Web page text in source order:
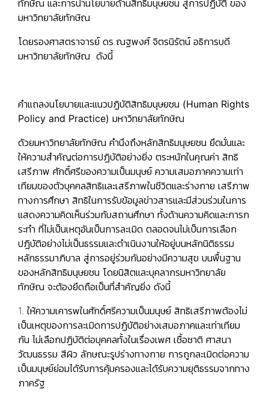
ทักษิณ และการนำนโยบายด้านสิทธิมนุษยชน สู่การปฏิบัติ ของ
มหาวิทยาลัยทักษิณ
โดยรองศาสตราจารย์ ดร.ณฐพงศ์ จิตรนิรัตน์ อธิการบดี
มหาวิทยาลัยทักษิณ ดังนี้
คำแถลงนโยบายและแนวปฏิบัติสิทธิมนุษยชน (Human Rights
Policy and Practice) มหาวิทยาลัยทักษิณ
ด้วยมหาวิทยาลัยทักษิณ คำนึงถึงหลักสิทธิมนุษยชน ยึดมั่นและ
ให้ความสำคัญต่อการปฏิบัติอย่างยิ่ง ตระหนักในคุณค่า สิทธิ
เสรีภาพ ศักดิ์ศรีของความเป็นมนุษย์ ความเสมอภาคความเท่า
เทียมของตัวบุคคลสิทธิและเสรีภาพในชีวิตและร่างกาย เสรีภาพ
ทางการศึกษา สิทธิในการรับข้อมูลข่าวสารและมีส่วนร่วมในการ
แสดงความคิดเห็นร่วมกับสถานศึกษา ทั้งด้านความคิดและการก
ระทำ ที่ไม่เป็นเหตุอันเป็นการละเมิด ตลอดจนไม่เป็นการเลือก
ปฏิบัติอย่างไม่เป็นธรรมและดำเนินงานให้อยู่บนหลักนิติธรรม
หลักธรรมาภิบาล สู่การอยู่ร่วมกันอย่างมีความสุข บนพื้นฐาน
ของหลักสิทธิมนุษยชน โดยนิสิตและบุคลากรมหาวิทยาลัย
ทักษิณ จะต้องยึดถือเป็นที่สำคัญยิ่ง ดังนี้
1. ให้ความเคารพในศักดิ์ศรีความเป็นมนุษย์ สิทธิเสรีภาพต้องไม่
เป็นเหตุของการละเมิดการปฏิบัติอย่างเสมอภาคและเท่าเทียม
กัน ไม่เลือกปฏิบัติต่อบุคคลทั้งในเรื่องเพศ เชื้อชาติ ศาสนา
วัฒนธรรม สีผิว ลักษณะรูปร่างทางกาย การถูกละเมิดต่อความ
เป็นมนุษย์ย่อมได้รับการคุ้มครองและได้รับความยุติธรรมจากทาง
ภาครัฐ